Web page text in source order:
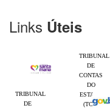
Links Úteis
TRIBUNAL
DE
CONTAS
DO
ESTADO
(TCE-
TRIBUNAL
DE